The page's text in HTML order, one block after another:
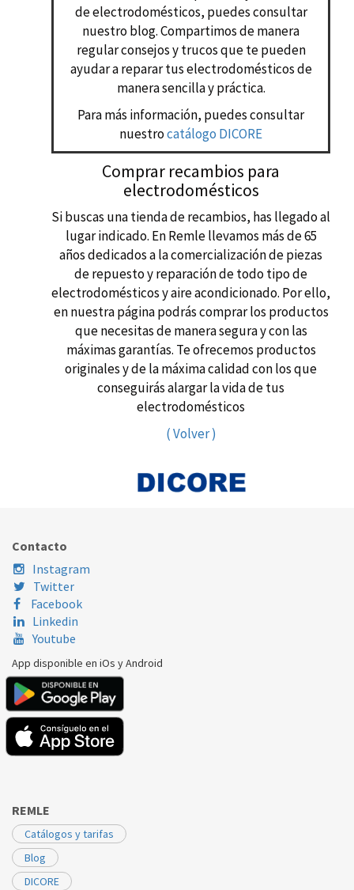
de electrodomésticos, puedes consultar
nuestro blog. Compartimos de manera
regular consejos y trucos que te pueden
ayudar a reparar tus electrodomésticos de
manera sencilla y práctica.
Para más información, puedes consultar
nuestrocatálogo DICORE
Comprar recambios para
electrodomésticos
Si buscas una tienda de recambios, has llegado al
lugar indicado. En Remle llevamos más de 65
años dedicados a la comercialización de piezas
de repuesto y reparación de todo tipo de
electrodomésticos y aire acondicionado. Por ello,
en nuestra página podrás comprar los productos
que necesitas de manera segura y con las
máximas garantías. Te ofrecemos productos
originales y de la máxima calidad con los que
conseguirás alargar la vida de tus
electrodomésticos
( Volver )
Contacto
Instagram
Twitter
Facebook
Linkedin
Youtube
App disponible en iOs y Android
REMLE
Catálogos y tarifas
Blog
DICORE